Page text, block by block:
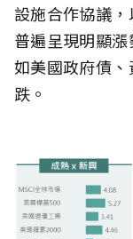
設施合作協議
普遍呈現明顯
如美國政府債
跌。